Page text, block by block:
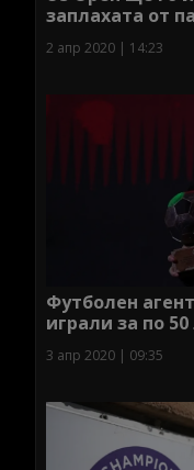
заплахата от
2 апр 2020 | 14:23
Футболен
играли за по
3 апр 2020 | 09:35